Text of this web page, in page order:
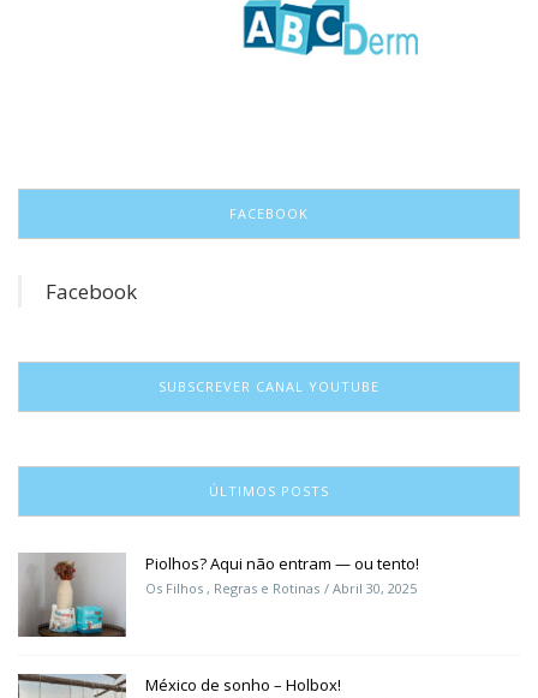
FACEBOOK
Facebook
SUBSCREVER CANAL YOUTUBE
ÚLTIMOS POSTS
Piolhos? Aqui não entram — ou tento!
Os Filhos , Regras e Rotinas Abril 30, 2025
México de sonho – Holbox!